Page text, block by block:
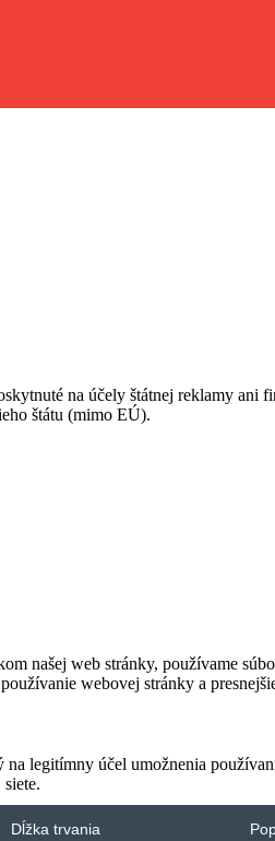
na účely štátnej reklamy
štátu (mimo EÚ).
našej web stránky, používame
webovej stránky a
legitímny účel umožnenia
Dĺžka trvania